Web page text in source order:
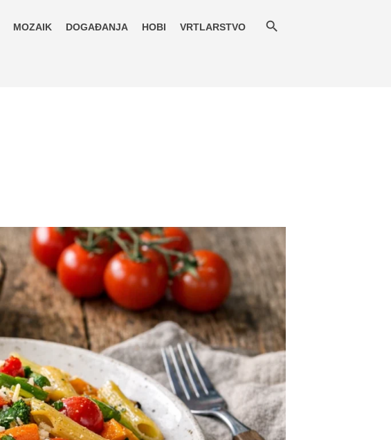
MOZAIK DOGAĐANJA HOBI VRTLARSTVO